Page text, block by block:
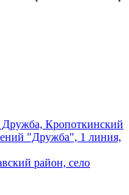
Кропоткинский
"Дружба", 1 линия,
район, село